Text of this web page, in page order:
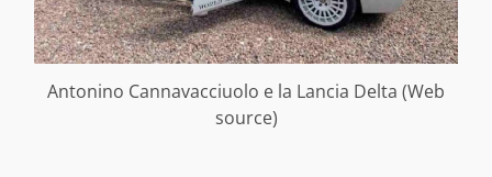
Antonino Cannavacciuolo e la Lancia Delta (Web
source)